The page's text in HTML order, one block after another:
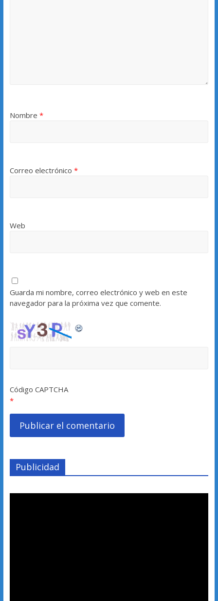
Nombre *
Correo electrónico *
Web
Guarda mi nombre, correo electrónico y web en este
navegador para la próxima vez que comente.
Código CAPTCHA
*
Publicidad